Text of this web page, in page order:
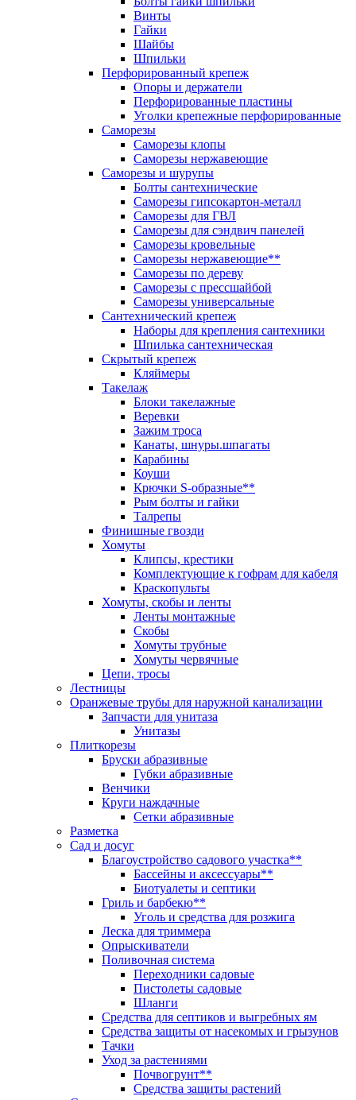
Винты
Гайки
Шайбы
Шпильки
Перфорированный крепеж
Опоры и держатели
Перфорированные пластины
Уголки крепежные перфорированные
Саморезы
Саморезы клопы
Саморезы нержавеющие
Саморезы и шурупы
Болты сантехнические
Саморезы гипсокартон-металл
Саморезы для ГВЛ
Саморезы для сэндвич панелей
Саморезы кровельные
Саморезы нержавеющие**
Саморезы по дереву
Саморезы с прессшайбой
Саморезы универсальные
Сантехнический крепеж
Наборы для крепления сантехники
Шпилька сантехническая
Скрытый крепеж
Кляймеры
Такелаж
Блоки такелажные
Веревки
Зажим троса
Канаты, шнуры.шпагаты
Карабины
Коуши
Крючки S-образные**
Рым болты и гайки
Талрепы
Финишные гвозди
Хомуты
Клипсы, крестики
Комплектующие к гофрам для кабеля
Краскопульты
Хомуты, скобы и ленты
Ленты монтажные
Скобы
Хомуты трубные
Хомуты червячные
Цепи, тросы
Лестницы
Оранжевые трубы для наружной канализации
Запчасти для унитаза
Унитазы
Плиткорезы
Бруски абразивные
Губки абразивные
Венчики
Круги наждачные
Сетки абразивные
Разметка
Сад и досуг
Благоустройство садового участка**
Бассейны и аксессуары**
Биотуалеты и септики
Гриль и барбекю**
Уголь и средства для розжига
Леска для триммера
Опрыскиватели
Поливочная система
Переходники садовые
Пистолеты садовые
Шланги
Средства для септиков и выгребных ям
Средства защиты от насекомых и грызунов
Тачки
Уход за растениями
Почвогрунт**
Средства защиты растений